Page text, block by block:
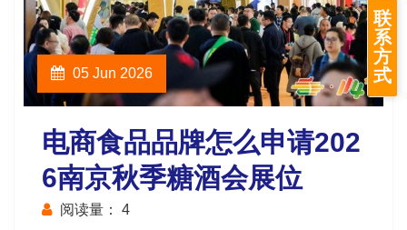
05 Jun 2026
电商食品品牌怎么申请202
6南京秋季糖酒会展位
阅读量： 4
联
系
方
式